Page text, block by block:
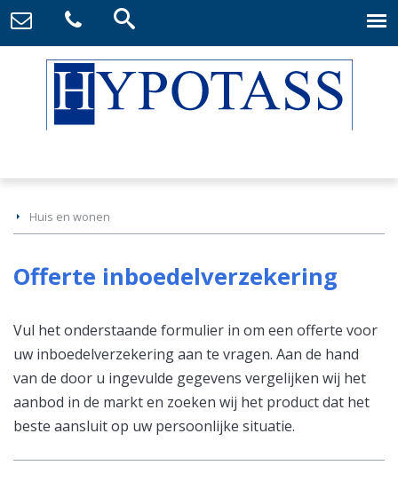
Huis en wonen
Offerte inboedelverzekering
Vul het onderstaande formulier in om een offerte voor
uw inboedelverzekering aan te vragen. Aan de hand
van de door u ingevulde gegevens vergelijken wij het
aanbod in de markt en zoeken wij het product dat het
beste aansluit op uw persoonlijke situatie.